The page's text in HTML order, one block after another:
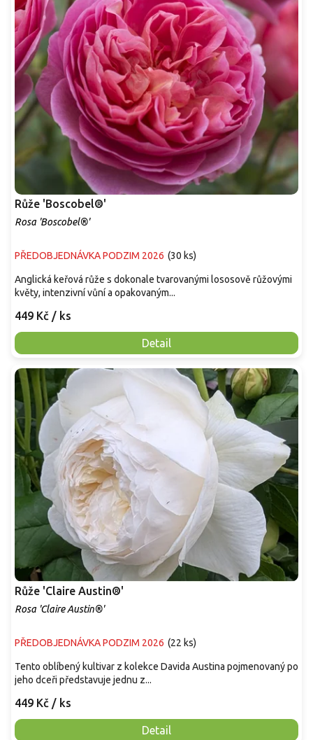
Růže 'Boscobel®'
Rosa 'Boscobel®'
PŘEDOBJEDNÁVKA PODZIM 2026 (30 ks)
449 Kč / ks
Detail
Anglická keřová růže s dokonale tvarovanými lososově růžovými
květy, intenzivní vůní a opakovaným...
Růže 'Claire Austin®'
Rosa 'Claire Austin®'
PŘEDOBJEDNÁVKA PODZIM 2026 (22 ks)
449 Kč / ks
Detail
Tento oblíbený kultivar z kolekce Davida Austina pojmenovaný po
jeho dceři představuje jednu z...